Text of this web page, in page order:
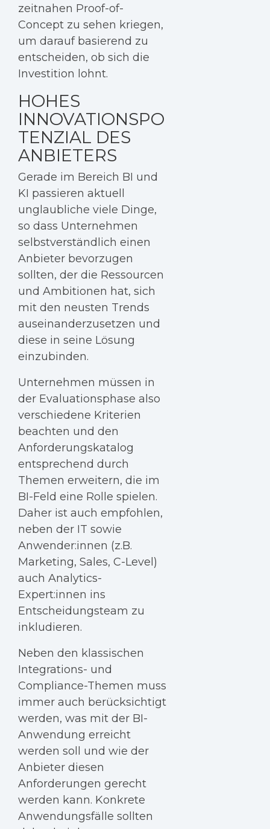
zeitnahen Proof-of-
Concept zu sehen kriegen,
um darauf basierend zu
entscheiden, ob sich die
Investition lohnt.
HOHES
INNOVATIONSPO
TENZIAL DES
ANBIETERS
Gerade im Bereich BI und
KI passieren aktuell
unglaubliche viele Dinge,
so dass Unternehmen
selbstverständlich einen
Anbieter bevorzugen
sollten, der die Ressourcen
und Ambitionen hat, sich
mit den neusten Trends
auseinanderzusetzen und
diese in seine Lösung
einzubinden.
Unternehmen müssen in
der Evaluationsphase also
verschiedene Kriterien
beachten und den
Anforderungskatalog
entsprechend durch
Themen erweitern, die im
BI-Feld eine Rolle spielen.
Daher ist auch empfohlen,
neben der IT sowie
Anwender:innen (z.B.
Marketing, Sales, C-Level)
auch Analytics-
Expert:innen ins
Entscheidungsteam zu
inkludieren.
Neben den klassischen
Integrations- und
Compliance-Themen muss
immer auch berücksichtigt
werden, was mit der BI-
Anwendung erreicht
werden soll und wie der
Anbieter diesen
Anforderungen gerecht
werden kann. Konkrete
Anwendungsfälle sollten